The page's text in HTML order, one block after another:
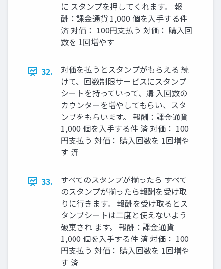
に スタンプを押してくれます。 報
酬：課⾦通貨 1,000 個を⼊⼿する件
済 対価： 100円⽀払う 対価： 購⼊回
数を 1回増やす
32.
対価を払うとスタンプがもらえる 続
けて、回数制限サービスにスタンプ
シートを持っていって、購 ⼊回数の
カウンターを増やしてもらい、スタ
ンプをもらいます。 報酬：課⾦通貨
1,000 個を⼊⼿する件 済 対価： 100
円⽀払う 対価： 購⼊回数を 1回増や
す 済
33.
すべてのスタンプが揃ったら すべて
のスタンプが揃ったら報酬を受け取
りに⾏きます。 報酬を受け取るとス
タンプシートは⼆度と使えないよう
破棄され ます。 報酬：課⾦通貨
1,000 個を⼊⼿する件 済 対価： 100
円⽀払う 対価： 購⼊回数を 1回増や
す 済